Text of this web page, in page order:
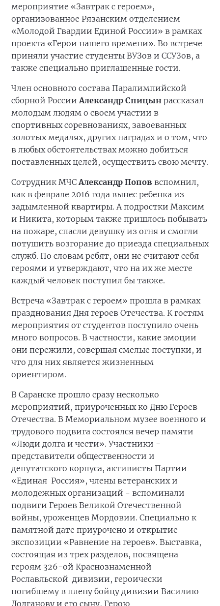
мероприятие «Завтрак с героем»,
организованное Рязанским отделением
«Молодой Гвардии Единой России» в рамках
проекта «Герои нашего времени». Во встрече
приняли участие студенты ВУЗов и ССУЗов, а
также специально приглашенные гости.
Член основного состава Паралимпийской
сборной РоссииАлександр Спицын рассказал
молодым людям о своем участии в
спортивных соревнованиях, завоеванных
золотых медалях, других наградах и о том, что
в любых обстоятельствах можно добиться
поставленных целей, осуществить свою мечту.
Сотрудник МЧСАлександр Попов вспомнил,
как в феврале 2016 года вынес ребенка из
задымленной квартиры. А подростки Максим
и Никита, которым также пришлось побывать
на пожаре, спасли девушку из огня и смогли
потушить возгорание до приезда специальных
служб. По словам ребят, они не считают себя
героями и утверждают, что на их же месте
каждый человек поступил бы также.
Встреча «Завтрак с героем» прошла в рамках
празднования Дня героев Отечества. К гостям
мероприятия от студентов поступило очень
много вопросов. В частности, какие эмоции
они пережили, совершая смелые поступки, и
что для них является жизненным
ориентиром.
В Саранске прошло сразу несколько
мероприятий, приуроченных ко Дню Героев
Отечества. В Мемориальном музее военного и
трудового подвига состоялся вечер памяти
«Люди долга и чести». Участники -
представители общественности и
депутатского корпуса, активисты Партии
«Единая Россия», члены ветеранских и
молодежных организаций - вспоминали
подвиги Героев Великой Отечественной
войны, уроженцев Мордовии. Специально к
памятной дате приурочено и открытие
экспозиции «Равнение на героев». Выставка,
состоящая из трех разделов, посвящена
героям 326-ой Краснознаменной
Рославльской дивизии, героически
погибшему в плену бойцу дивизии Василию
Долганову и его сыну, Герою